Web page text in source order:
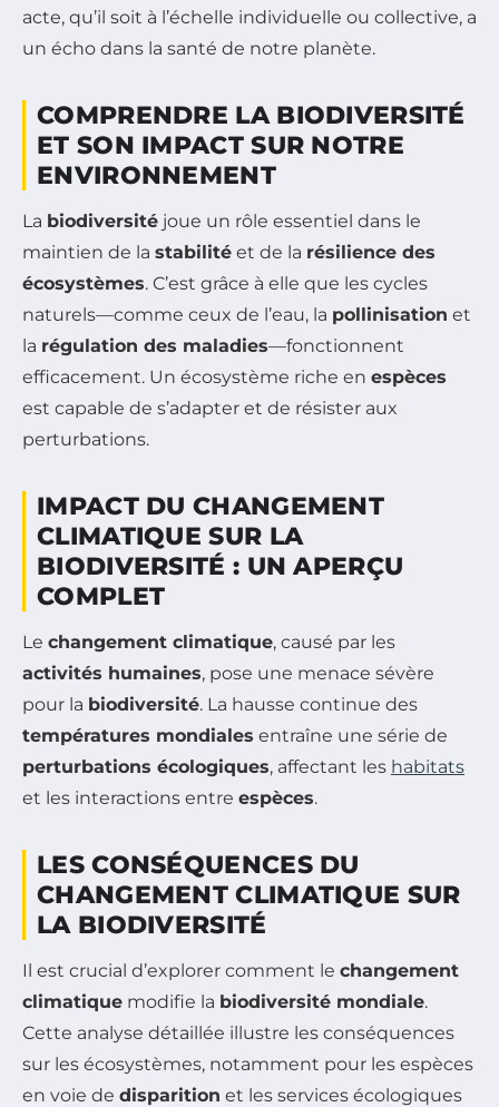
acte, qu’il soit à l’échelle individuelle ou collective, a
un écho dans la santé de notre planète.
COMPRENDRE LA BIODIVERSITÉ
ET SON IMPACT SUR NOTRE
ENVIRONNEMENT
La biodiversité joue un rôle essentiel dans le
maintien de la stabilité et de la résilience des
écosystèmes. C’est grâce à elle que les cycles
naturels—comme ceux de l’eau, la pollinisation et
la régulation des maladies—fonctionnent
efficacement. Un écosystème riche en espèces
est capable de s’adapter et de résister aux
perturbations.
IMPACT DU CHANGEMENT
CLIMATIQUE SUR LA
BIODIVERSITÉ : UN APERÇU
COMPLET
Le changement climatique, causé par les
activités humaines, pose une menace sévère
pour la biodiversité. La hausse continue des
températures mondiales entraîne une série de
perturbations écologiques, affectant les habitats
et les interactions entre espèces.
LES CONSÉQUENCES DU
CHANGEMENT CLIMATIQUE SUR
LA BIODIVERSITÉ
Il est crucial d’explorer comment le changement
climatique modifie la biodiversité mondiale.
Cette analyse détaillée illustre les conséquences
sur les écosystèmes, notamment pour les espèces
en voie de disparition et les services écologiques